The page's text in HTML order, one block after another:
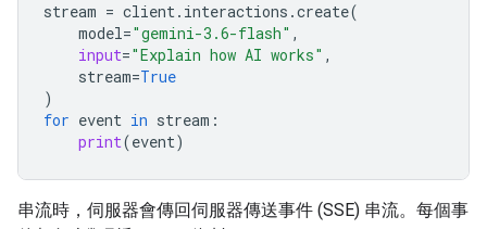
stream = client. interactions .create(
model="gemini-3.6-flash" ,
input="Explain how AI works" ,
stream=True
)
for event in stream :
print(event)
串流時，伺服器會傳回伺服器傳送事件 (SSE) 串流。每個事